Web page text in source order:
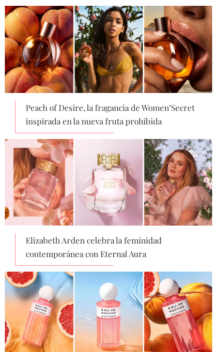
Peach of Desire, la fragancia de Women’Secret
inspirada en la nueva fruta prohibida
Elizabeth Arden celebra la feminidad
contemporánea con Eternal Aura